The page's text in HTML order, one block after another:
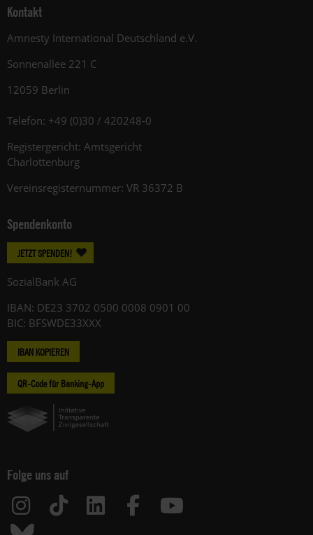
Kontakt
Amnesty International Deutschland e.V.
Sonnenallee 221 C
12059 Berlin
Telefon: +49 (0)30 / 420248-0
Registergericht: Amtsgericht
Charlottenburg
Vereinsregisternummer: VR 36372 B
Spendenkonto
JETZT SPENDEN!
SozialBank AG
IBAN: DE23 3702 0500 0008 0901 00
BIC: BFSWDE33XXX
IBAN KOPIEREN
QR-Code für Banking-App
Folge uns auf